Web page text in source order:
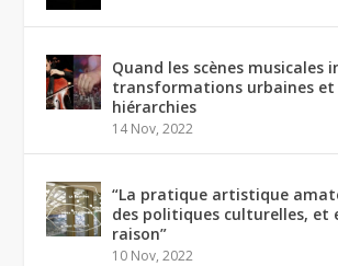
Quand les scènes musicales
transformations urbaines et
hiérarchies
14 Nov, 2022
“La pratique artistique
des politiques culturelles, et
raison”
10 Nov, 2022